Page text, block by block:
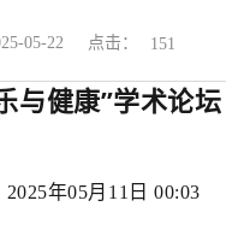
05-22 点击： 151
与健康”学术论坛
2025年05月11日 00:03